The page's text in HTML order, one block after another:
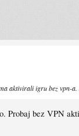
aktivirali igru bez vpn-
Probaj bez VPN